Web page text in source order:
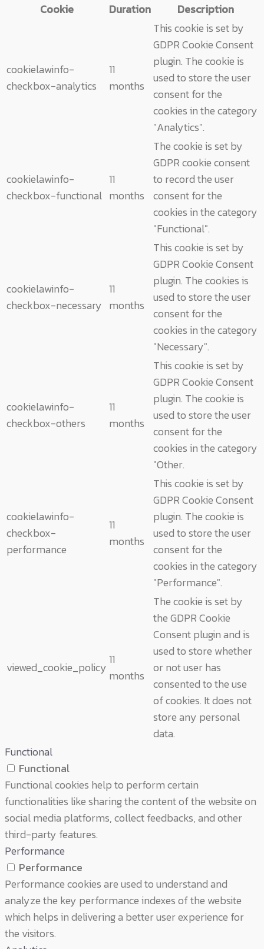
Cookie
Duration Description
cookielawinfo-
checkbox-analytics
11
months
This cookie is set by
GDPR Cookie Consent
plugin. The cookie is
used to store the user
consent for the
cookies in the category
"Analytics".
cookielawinfo-
checkbox-functional
11
months
The cookie is set by
GDPR cookie consent
to record the user
consent for the
cookies in the category
"Functional".
cookielawinfo-
checkbox-necessary
11
months
This cookie is set by
GDPR Cookie Consent
plugin. The cookies is
used to store the user
consent for the
cookies in the category
"Necessary".
cookielawinfo-
checkbox-others
11
months
This cookie is set by
GDPR Cookie Consent
plugin. The cookie is
used to store the user
consent for the
cookies in the category
"Other.
cookielawinfo-
checkbox-
performance
11
months
This cookie is set by
GDPR Cookie Consent
plugin. The cookie is
used to store the user
consent for the
cookies in the category
"Performance".
viewed_cookie_policy
11
months
The cookie is set by
the GDPR Cookie
Consent plugin and is
used to store whether
or not user has
consented to the use
of cookies. It does not
store any personal
data.
Functional
Functional
Functional cookies help to perform certain
functionalities like sharing the content of the website on
social media platforms, collect feedbacks, and other
third-party features.
Performance
Performance
Performance cookies are used to understand and
analyze the key performance indexes of the website
which helps in delivering a better user experience for
the visitors.